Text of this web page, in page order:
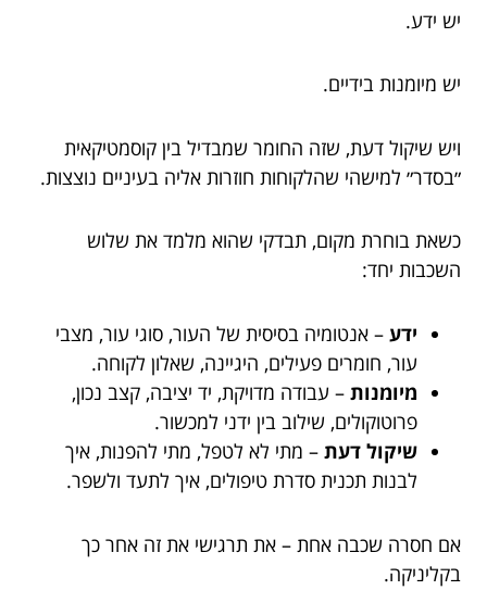
יש ידע.
יש מיומנות בידיים.
ויש שיקול דעת, שזה החומר שמבדיל בין קוסמטיקאית
״בסדר״ למישהי שהלקוחות חוזרות אליה בעיניים נוצצות.
כשאת בוחרת מקום, תבדקי שהוא מלמד את שלוש
השכבות יחד:
ידע – אנטומיה בסיסית של העור, סוגי עור, מצבי
עור, חומרים פעילים, היגיינה, שאלון לקוחה.
מיומנות – עבודה מדויקת, יד יציבה, קצב נכון,
פרוטוקולים, שילוב בין ידני למכשור.
שיקול דעת – מתי לא לטפל, מתי להפנות, איך
לבנות תכנית סדרת טיפולים, איך לתעד ולשפר.
אם חסרה שכבה אחת – את תרגישי את זה אחר כך
בקליניקה.